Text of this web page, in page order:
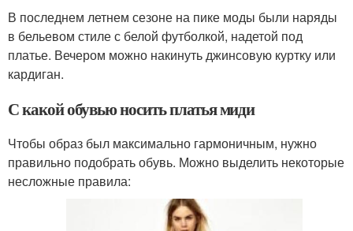
В последнем летнем сезоне на пике моды были наряды
в бельевом стиле с белой футболкой, надетой под
платье. Вечером можно накинуть джинсовую куртку или
кардиган.
С какой обувью носить платья миди
Чтобы образ был максимально гармоничным, нужно
правильно подобрать обувь. Можно выделить некоторые
несложные правила: